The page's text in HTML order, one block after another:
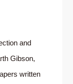
and
Gibson,
written